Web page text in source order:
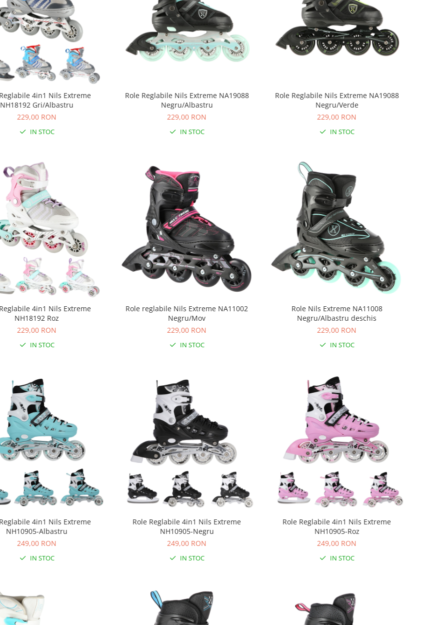
4in1 Nils Extreme
NH18192 Gri/Albastru
229,00 RON
IN STOC
Role Reglabile Nils Extreme NA19088
Negru/Albastru
229,00 RON
IN STOC
Role Reglabile Nils Extreme NA19088
Negru/Verde
229,00 RON
IN STOC
4in1 Nils Extreme
NH18192 Roz
229,00 RON
IN STOC
Role reglabile Nils Extreme NA11002
Negru/Mov
229,00 RON
IN STOC
Role Nils Extreme NA11008
Negru/Albastru deschis
229,00 RON
IN STOC
4in1 Nils Extreme
NH10905-Albastru
249,00 RON
IN STOC
Role Reglabile 4in1 Nils Extreme
NH10905-Negru
249,00 RON
IN STOC
Role Reglabile 4in1 Nils Extreme
NH10905-Roz
249,00 RON
IN STOC